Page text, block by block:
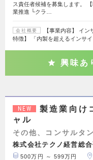
ス責任者候補を募集します。
業推進 └クラ…
会社概要
【事業内容】 イ
特徴】 「内製を超えるインサ
興味あ
NEW
製造業向け
ャル
その他、コンサルタ
株式会社テクノ経営総
500万円 ～ 599万円